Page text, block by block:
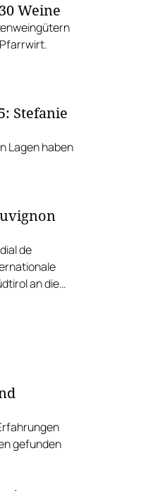
Weine
Stefanie
Lagen haben
de
an die
gefunden